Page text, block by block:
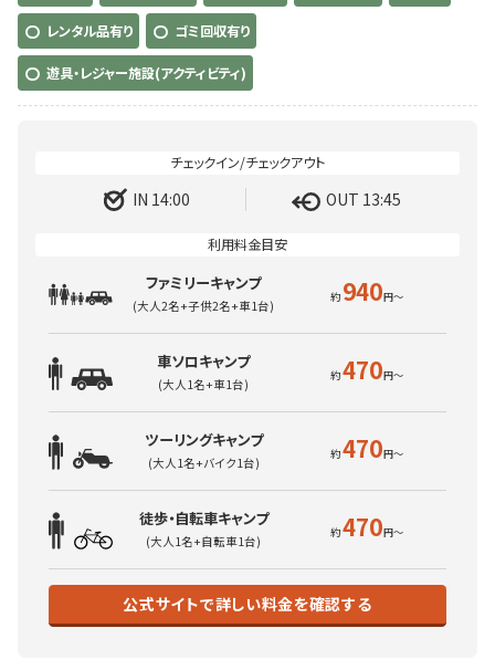
レンタル品有り ゴミ回収有り
遊具・レジャー施設(アクティビティ)
IN 14:00 OUT 13:45
ファミリーキャンプ
(大人2名+子供2名+車1台) 940
車ソロキャンプ
(大人1名+車1台) 470
ツーリングキャンプ
(大人1名+バイク1台) 470
徒歩・自転車キャンプ
(大人1名+自転車1台) 470
公式サイトで詳しい料金を確認する